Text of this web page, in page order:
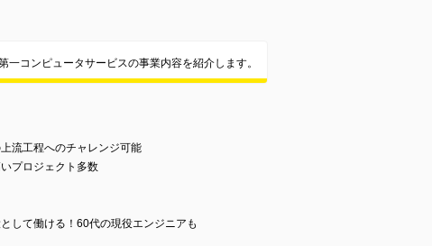
一コンピュータサービスの事業内容を紹介します。
流工程へのチャレンジ可能
プロジェクト多数
して働ける！60代の現役エンジニアも